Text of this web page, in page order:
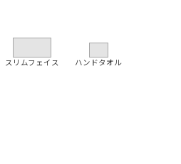
スリムフェイス ハンドタオル